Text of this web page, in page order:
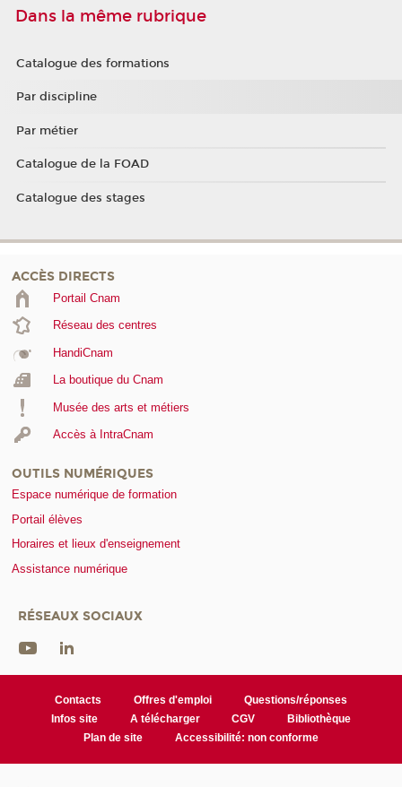
Dans la même rubrique
Catalogue des formations
Par discipline
Par métier
Catalogue de la FOAD
Catalogue des stages
ACCÈS DIRECTS
Portail Cnam
Réseau des centres
HandiCnam
La boutique du Cnam
Musée des arts et métiers
Accès à IntraCnam
OUTILS NUMÉRIQUES
Espace numérique de formation
Portail élèves
Horaires et lieux d'enseignement
Assistance numérique
RÉSEAUX SOCIAUX
Contacts Offres d'emploi
Questions/réponses
Infos site
A télécharger CGV
Bibliothèque
Plan de site
Accessibilité: non conforme